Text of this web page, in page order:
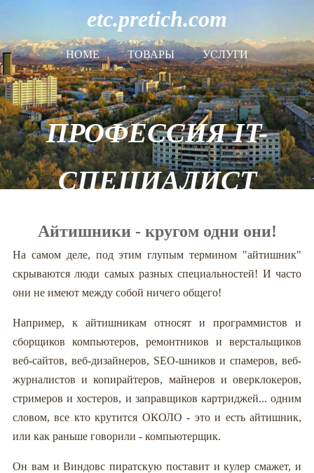
etc.pretich.com
HOME ТОВАРЫ УСЛУГИ
ПРОФЕССИЯ IT-
СПЕЦИАЛИСТ
Айтишники - кругом одни они!
На самом деле, под этим глупым термином "айтишник"
скрываются люди самых разных специальностей! И часто
они не имеют между собой ничего общего!
Например, к айтишникам относят и программистов и
сборщиков компьютеров, ремонтников и верстальщиков
веб-сайтов, веб-дизайнеров, SEO-шников и спамеров, веб-
журналистов и копирайтеров, майнеров и оверклокеров,
стримеров и хостеров, и заправщиков картриджей... одним
словом, все кто крутится ОКОЛО - это и есть айтишник,
или как раньше говорили - компьютерщик.
Он вам и Виндовс пиратскую поставит и кулер смажет, и